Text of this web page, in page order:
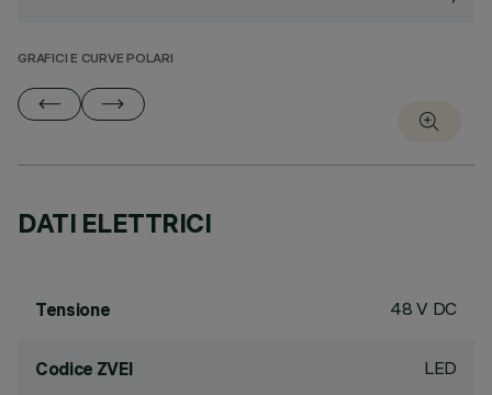
GRAFICI E CURVE POLARI
DATI ELETTRICI
Tensione 48 V DC
Codice ZVEI LED